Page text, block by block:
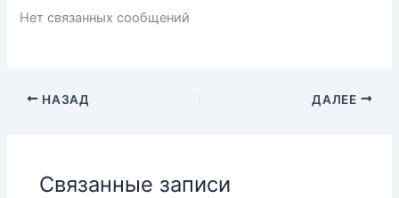
Нет связанных сообщений
НАЗАД ДАЛЕЕ
Связанные записи